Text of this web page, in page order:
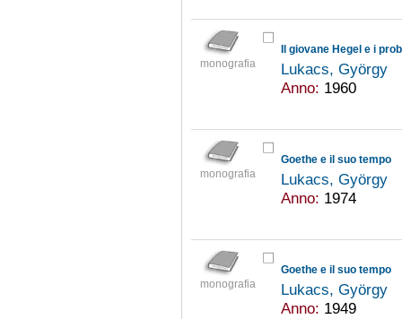
monografia
Il giovane Hegel e i
Lukacs, György
Anno: 1960
monografia
Goethe e il suo tempo
Lukacs, György
Anno: 1974
monografia
Goethe e il suo tempo
Lukacs, György
Anno: 1949